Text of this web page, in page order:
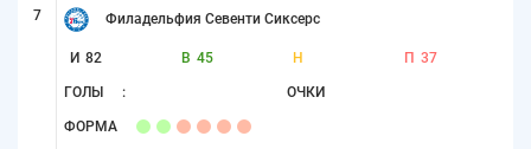
7 Филадельфия Севенти Сиксерс
И 82 В 45 Н П 37
ГОЛЫ : ОЧКИ
ФОРМА